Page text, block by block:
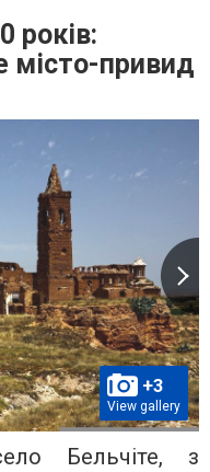
років:
місто-привид
+3
View gallery
Бельчіте, з